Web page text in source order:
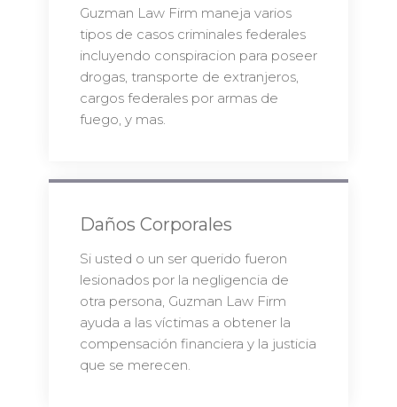
Guzman Law Firm maneja varios
tipos de casos criminales federales
incluyendo conspiracion para poseer
drogas, transporte de extranjeros,
cargos federales por armas de
fuego, y mas.
Daños Corporales
Si usted o un ser querido fueron
lesionados por la negligencia de
otra persona, Guzman Law Firm
ayuda a las víctimas a obtener la
compensación financiera y la justicia
que se merecen.